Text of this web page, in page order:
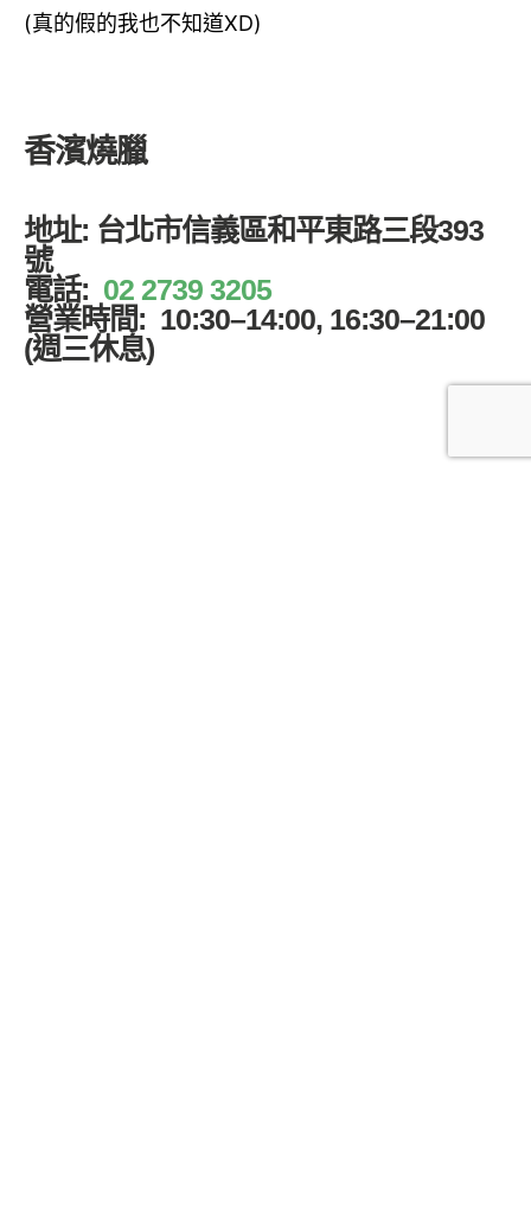
(真的假的我也不知道XD)
香濱燒臘
地址: 台北市信義區和平東路三段393
號
電話: 02 2739 3205
營業時間: 10:30–14:00, 16:30–21:00
(週三休息)